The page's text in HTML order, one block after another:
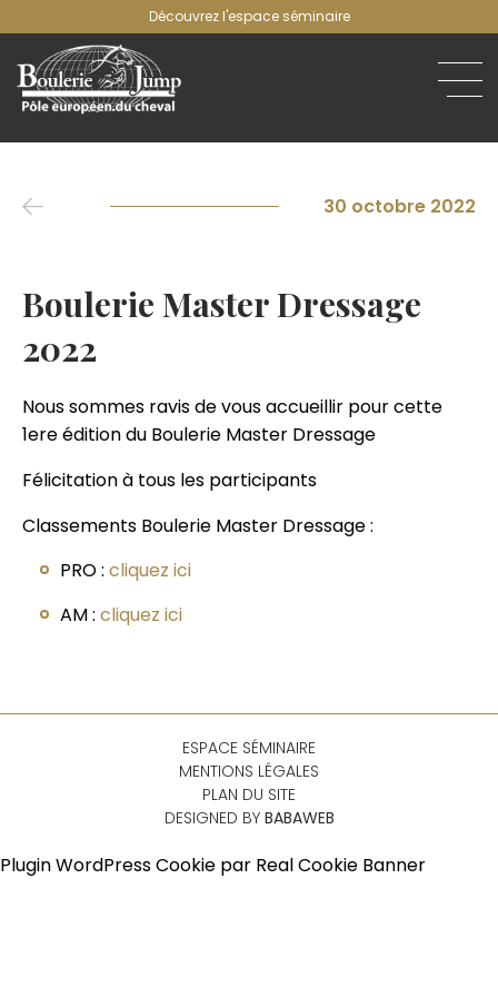
Découvrez l'espace séminaire
30 octobre 2022
Boulerie Master Dressage
2022
Nous sommes ravis de vous accueillir pour cette
1ere édition du Boulerie Master Dressage
Félicitation à tous les participants
Classements Boulerie Master Dressage :
PRO : cliquez ici
AM : cliquez ici
ESPACE SÉMINAIRE
MENTIONS LÉGALES
PLAN DU SITE
DESIGNED BY BABAWEB
Plugin WordPress Cookie par Real Cookie Banner